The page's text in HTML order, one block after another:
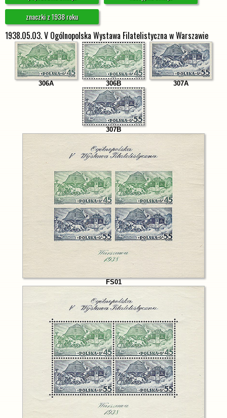
znaczki z 1938 roku
1938.05.03. V Ogólnopolska Wystawa Filatelistyczna w Warszawie
306A 306B 307A
307B
FS01